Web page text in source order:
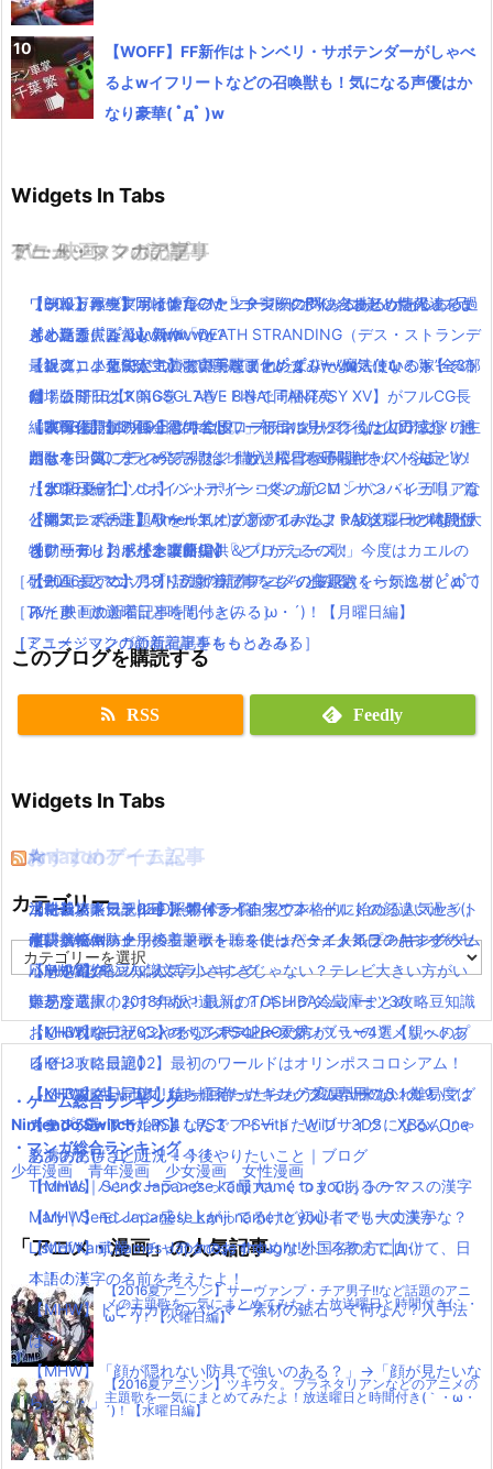
【WOFF】FF新作はトンベリ・サボテンダーがしゃべ
るよwイフリートなどの召喚獣も！気になる声優はか
なり豪華( ﾟдﾟ )w
Widgets In Tabs
TV・映画
【ジュッパー】ポインコCM「ゴールドポインコ様」ポインコ兄
弟と違う点みんな気づいた？
「銀魂」小栗旬が主演で実写映画化( ﾟдﾟ )www気になるキャスト
は？公開日は？
【本日公開】映画「君の名は。」初日に見に行った人の感想・評
判は？
【サンバーイ】dポイントポインコ冬の新CM「サンバイ三唱」篇
公開！
【動画有り】ポインコ新CM「とりかえるの歌」今度はカエルの
歌！
［TV・映画の新着記事をもっとみる］
ゲーム・スマホアプリ
ワールドオブファイナルファンタジーのグッツまとめ情報！
【小島秀夫監督】新作「DEATH STRANDING（デス・ストランデ
ィング）」とE3について語ってくれたよ(｀・ω・´)！
劇場版FF15【KINGSGLAIVE FINAL FANTASY XV】がフルCG長
編映像作品が7月9日より全国ロードショーへ
ポケモンGOプラス発売開始！購入リンク＆関連グッツをまとめ
たよ！
【本気レポート】ワールドオブファイナルファンタジーの体験版
をクリアした感想と攻略！
［ゲーム・スマホアプリの新着記事をもっとみる］
アニメ・マンガの記事
【朗報】銀魂実写は嘘だった！？実際に問い合わせした人達をま
とめたよ(｀・ω・´)wwww
【祝アニメ化決定！】あの美麗ファンタジー”魔法使いの嫁”全3部
作！コミックス第6巻・7巻・8巻で同梱発売
【実写化】鋼の錬金術師エドワードエルリック役は山田涼介！他
にも本田翼、ディーン・フジオカ、松雪泰子らキャスト決定！
【2016夏アニソン】バッテリー・ダンガンロンパ３・レガリアな
どのアニメの主題歌を一気にまとめてみたよ！放送曜日と時間付
き(｀・ω・´)！【木曜日編】
【2016夏アニソン】話題の新作アニメの主題歌を一気にまとめて
みたよ！放送曜日と時間付き(｀・ω・´)！【月曜日編】
［アニメ・マンガの新着記事をもっとみる］
ミュージックの記事
【600万再生】岡崎体育のミュージックPVあるあるがあるある過
ぎと話題( ﾟдﾟ )wwww
最近ニコニコで人気の歌い手をまとめてみたよ(｀・ω・´)【その
1】
【2016夏アニソン】ツキウタ。プラネタリアンなどのアニメの主
題歌を一気にまとめてみたよ！放送曜日と時間付き(｀・ω・´)！
【水曜日編】
【Mステで話題】Aimer(エメ)の新アルバム！RAD,ワンオクなど大
物アーティストが全楽曲提供＆プロデュース！
【動画まとめ】月9ドラマ”ラブソング”の藤原さくらが逸材( ﾟдﾟ )
イイ声！！
［ミュージックの新着記事をもっとみる］
このブログを購読する
RSS Feedly
Widgets In Tabs
おすすめゲーム記事
【モンハンワールド】キャラメイクとフィールドの顔違い過ぎ(;
´Д｀)www
【MHW】モンハン文字小さすぎじゃない？テレビ大きい方がい
いかな？
【MHW】モンハンやるならPS4PROの方がいいの？メリットあ
る？
【MHW】キャラクリは一回作ったらもう変更出来ないの？
【モンハンワールド】なんでフィードだとブサイクになるんじゃ
ああああ(#ﾟДﾟ)！！！！！
【MHW】ハンターランクって最大いくつまであるの？
【MHW】モンハン盛り上がってるけど初心者でも大丈夫かな？
【MHW】武器：チャアクのおすすめなところ教えて|д･)
！！！！
【MHW】トビカガチのハンマー素材の鉱石って何なん？入手法
は？
【MHW】「顔が隠れない防具で強いのある？」→「顔が見たいな
ら・・・」
Amazonアイテム
水耕栽培キット|LED照明付き！自宅で本格的に始める人気セット
水耕栽培キット｜ペットボトルを使ったミニタイプのおすすめセ
ットを紹介
東芝冷蔵庫｜2018年版！最新のTOSHIBA冷蔵庫まとめ
おしゃれなデザインのペアステンレスタンブラー4選【親へのプ
レゼントに最適】
【ペアマグ】同棲したら揃えたい！カップル専用のかわいいマグ
カップ5選
☆
ニンテンドースイッチ 本体 一覧
使い捨てマスク
☆
消化器／人気ランキング
耐震・転倒防止用接着マット・ストッパー／人気ランキング
応急処置グッツ／人気ランキング
☆
【KH3攻略日記05】トワイライトタウン
キングダムハーツの主題歌を聴くには？タイトルは？/キングダム
ハーツ3攻略豆知識
難易度選択のおすすめや違いは？/キングダムハーツ3攻略豆知識
【KH3攻略日記03】オリンポス山〜天界！
【KH3攻略日記02】最初のワールドはオリンポスコロシアム！
【KH3攻略日記01】待ちに待ったキングダムハーツ3！難易度は
スタンダードで始めました！
怒濤の忙しさと近況＋今後やりたいこと｜ブログ
Thomas｜Send Japanese kanji name to you!｜トーマスの漢字
Mary｜Send Japanese kanji name to you!｜マリーの漢字
List of kanji names Japanese thought!外国名の方に向けて、日
本語の漢字の名前を考えたよ！
カテゴリー
テ
リ
ー
・ゲーム総合ランキング
Nintendo Switch
PS4 PS3 PSVita WiiU 3DS
XBox One
・マンガ総合ランキング
少年漫画
青年漫画 少女漫画 女性漫画
「アニメ・漫画」の人気記事
【2016夏アニソン】サーヴァンプ・チア男子!!など話題のアニ
メの主題歌を一気にまとめてみたよ！放送曜日と時間付き(｀・
ω・´)！【火曜日編】
【2016夏アニソン】ツキウタ。プラネタリアンなどのアニメの
主題歌を一気にまとめてみたよ！放送曜日と時間付き(｀・ω・
´)！【水曜日編】